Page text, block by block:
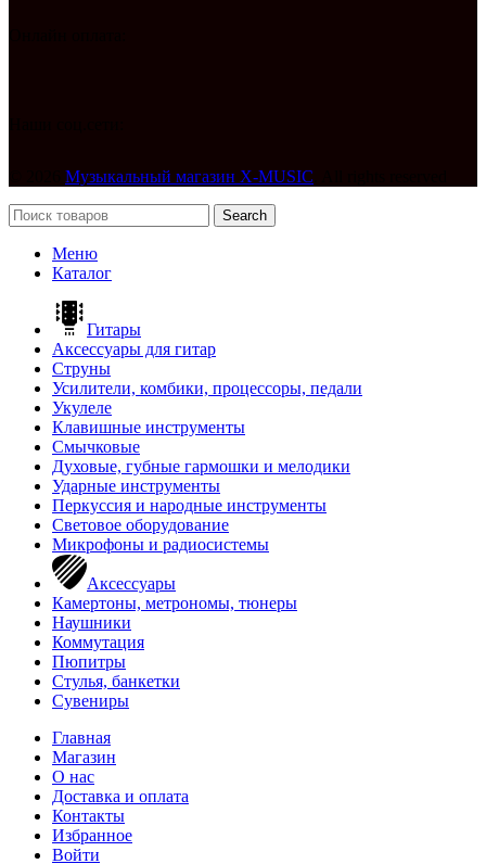
Музыкальный магазин X-MUSIC
Search
Меню
Каталог
Гитары
Аксессуары для гитар
Струны
Усилители, комбики, процессоры, педали
Укулеле
Клавишные инструменты
Смычковые
Духовые, губные гармошки и мелодики
Ударные инструменты
Перкуссия и народные инструменты
Световое оборудование
Микрофоны и радиосистемы
Аксессуары
Камертоны, метрономы, тюнеры
Наушники
Коммутация
Пюпитры
Стулья, банкетки
Сувениры
Главная
Магазин
О нас
Доставка и оплата
Контакты
Избранное
Войти